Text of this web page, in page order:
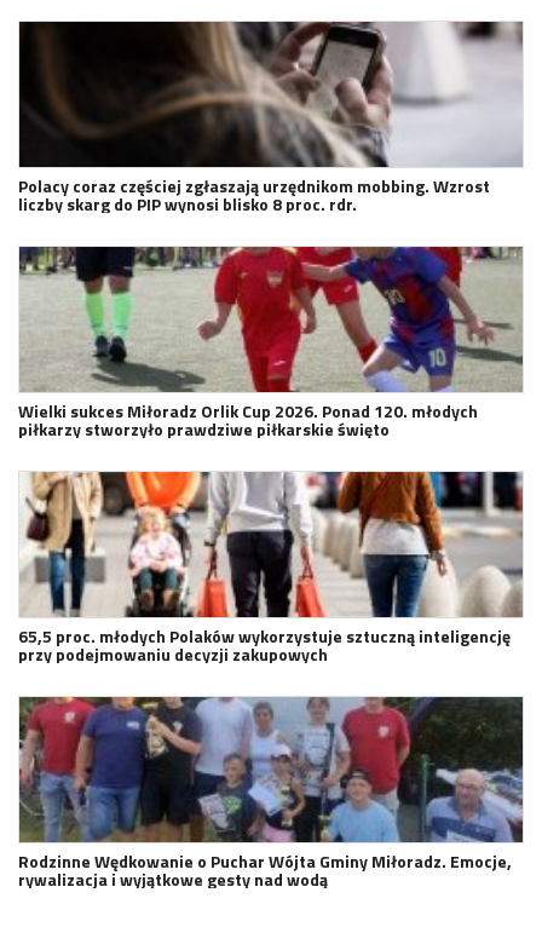
Polacy coraz częściej zgłaszają urzędnikom mobbing. Wzrost
liczby skarg do PIP wynosi blisko 8 proc. rdr.
Wielki sukces Miłoradz Orlik Cup 2026. Ponad 120. młodych
piłkarzy stworzyło prawdziwe piłkarskie święto
65,5 proc. młodych Polaków wykorzystuje sztuczną inteligencję
przy podejmowaniu decyzji zakupowych
Rodzinne Wędkowanie o Puchar Wójta Gminy Miłoradz. Emocje,
rywalizacja i wyjątkowe gesty nad wodą